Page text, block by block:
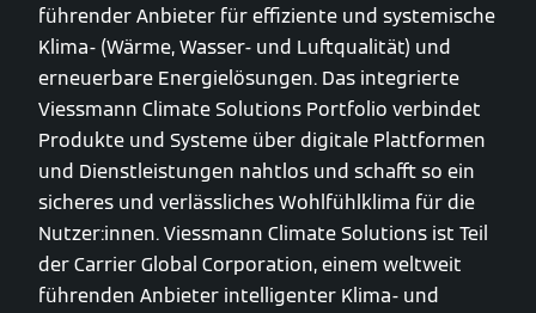
führender Anbieter für effiziente und systemische
Klima- (Wärme, Wasser- und Luftqualität) und
erneuerbare Energielösungen. Das integrierte
Viessmann Climate Solutions Portfolio verbindet
Produkte und Systeme über digitale Plattformen
und Dienstleistungen nahtlos und schafft so ein
sicheres und verlässliches Wohlfühlklima für die
Nutzer:innen. Viessmann Climate Solutions ist Teil
der Carrier Global Corporation, einem weltweit
führenden Anbieter intelligenter Klima- und